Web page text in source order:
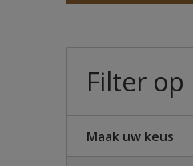
Filter op
Maak uw keus